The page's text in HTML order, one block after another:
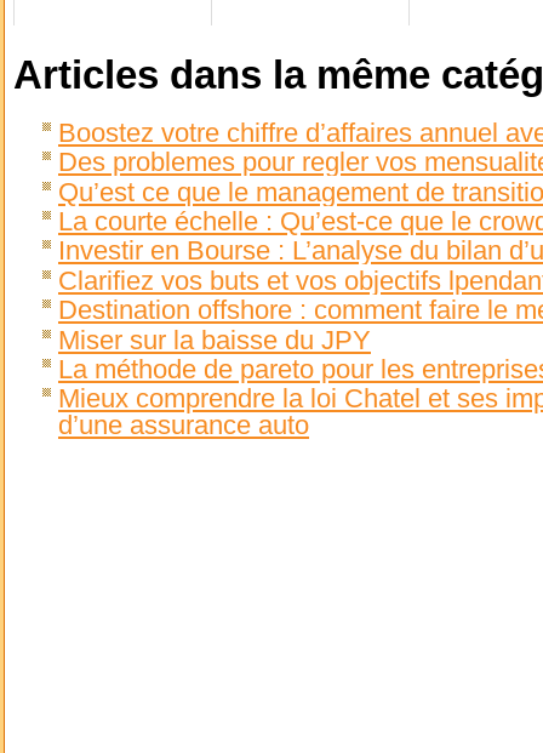
Articles dans la même
Boostez votre chiffre d’affaires annuel
Des problemes pour regler vos
Qu’est ce que le management de
La courte échelle : Qu’est-ce que le
Investir en Bourse : L’analyse du bilan
Clarifiez vos buts et vos objectifs
Destination offshore : comment faire le
Miser sur la baisse du JPY
La méthode de pareto pour les
Mieux comprendre la loi Chatel et ses
d’une assurance auto